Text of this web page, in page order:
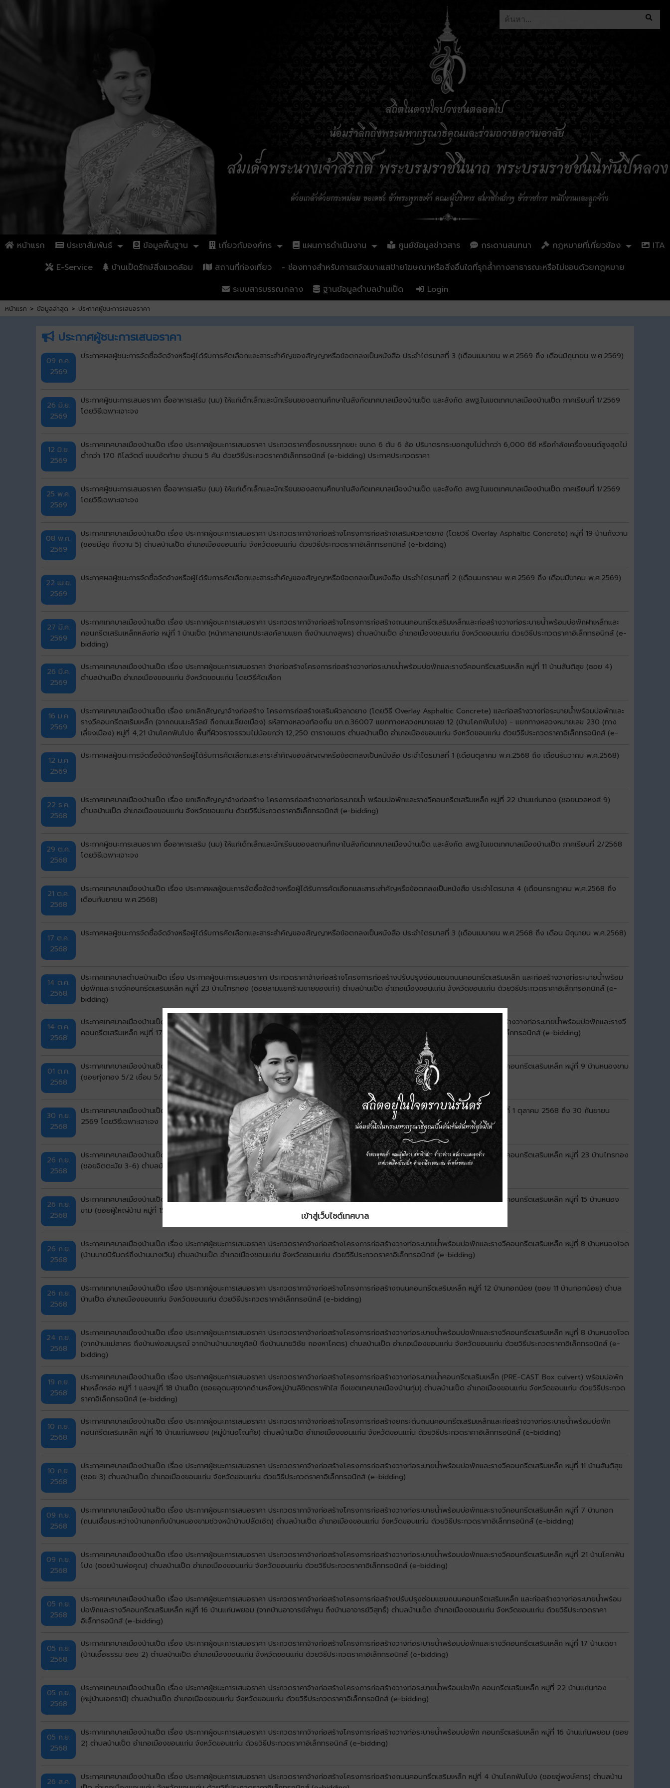
หน้าแรก ประชาสัมพันธ์ ข้อมูลพื้นฐาน เกี่ยวกับองค์กร แผนการดำเนินงาน ศูนย์ข้อมูลข่าวสาร กระดานสนทนา กฏหมายที่เกี่ยวข้อง
ITA
E-Service
บ้านเป็ดรักษ์สิ่งแวดล้อม สถานที่ท่องเที่ยว
- ช่องทางสำหรับการแจ้งเบาะแสป้ายโฆษณาหรือสิ่งอื่นใดที่รุกล้ำทางสาธารณะหรือไม่ชอบด้วยกฎหมาย
ระบบสารบรรณกลาง
ฐานข้อมูลตำบลบ้านเป็ด Login
หน้าแรก > ข้อมูลล่าสุด > ประกาศผู้ชนะการเสนอราคา
ประกาศผู้ชนะการเสนอราคา
09 ก.ค.
2569
ประกาศผลผู้ชนะการจัดซื้อจัดจ้างหรือผู้ได้รับการคัดเลือกและสาระสำคัญของสัญญาหรือข้อตกลงเป็นหนังสือ ประจำไตรมาสที่ 3 (เดือนเมษายน พ.ศ.2569 ถึง เดือนมิถุนายน พ.ศ.2569)
26 มิ.ย.
2569
ประกาศผู้ชนะการเสนอราคา ซื้ออาหารเสริม (นม) ให้แก่เด็กเล็กและนักเรียนของสถานศึกษาในสังกัดเทศบาลเมืองบ้านเป็ด และสังกัด สพฐ.ในเขตเทศบาลเมืองบ้านเป็ด ภาคเรียนที่ 1/2569
โดยวิธีเฉพาะเจาะจง
12 มิ.ย.
2569
ประกาศเทศบาลเมืองบ้านเป็ด เรื่อง ประกาศผู้ชนะการเสนอราคา ประกวดราคาซื้อรถบรรทุกขยะ ขนาด 6 ตัน 6 ล้อ ปริมาตรกระบอกสูบไม่ต่ำกว่า 6,000 ซีซี หรือกำลังเครื่องยนต์สูงสุดไม่
ต่ำกว่า 170 กิโลวัตต์ แบบอัดท้าย จำนวน 5 คัน ด้วยวิธีประกวดราคาอิเล็กทรอนิกส์ (e-bidding) ประกาศประกวดราคา
25 พ.ค.
2569
ประกาศผู้ชนะการเสนอราคา ซื้ออาหารเสริม (นม) ให้แก่เด็กเล็กและนักเรียนของสถานศึกษาในสังกัดเทศบาลเมืองบ้านเป็ด และสังกัด สพฐ.ในเขตเทศบาลเมืองบ้านเป็ด ภาคเรียนที่ 1/2569
โดยวิธีเฉพาะเจาะจง
08 พ.ค.
2569
ประกาศเทศบาลเมืองบ้านเป็ด เรื่อง ประกาศผู้ชนะการเสนอราคา ประกวดราคาจ้างก่อสร้างโครงการก่อสร้างเสริมผิวลาดยาง (โดยวิธี Overlay Asphaltic Concrete) หมู่ที่ 19 บ้านกังวาน
(ซอยมีสุข กังวาน 5) ตำบลบ้านเป็ด อำเภอเมืองขอนแก่น จังหวัดขอนแก่น ด้วยวิธีประกวดราคาอิเล็กทรอกนิกส์ (e-bidding)
22 เม.ย.
2569
ประกาศผลผู้ชนะการจัดซื้อจัดจ้างหรือผู้ได้รับการคัดเลือกและสาระสำคัญของสัญญาหรือข้อตกลงเป็นหนังสือ ประจำไตรมาสที่ 2 (เดือนมกราคม พ.ศ.2569 ถึง เดือนมีนาคม พ.ศ.2569)
27 มี.ค.
2569
ประกาศเทศบาลเมืองบ้านเป็ด เรื่อง ประกาศผู้ชนะการเสนอราคา ประกวดราคาจ้างก่อสร้างโครงการก่อสร้างถนนคอนกรีตเสริมเหล็กและก่อสร้างวางท่อระบายน้ำพร้อมบ่อพักฝาเหล็กและ
คอนกรีตเสริมเหล็กหลังท่อ หมู่ที่ 1 บ้านเป็ด (หน้าศาลาอเนกประสงค์สามแยก ถึงบ้านนางสุพร) ตำบลบ้านเป็ด อำเภอเมืองขอนแก่น จังหวัดขอนแก่น ด้วยวิธีประกวดราคาอิเล็กทรอนิกส์ (e-
bidding)
26 มี.ค.
2569
ประกาศเทศบาลเมืองบ้านเป็ด เรื่อง ประกาศผู้ชนะการเสนอราคา จ้างก่อสร้างโครงการก่อสร้างวางท่อระบายน้ำพร้อมบ่อพักและรางวีคอนกรีตเสริมเหล็ก หมู่ที่ 11 บ้านสันติสุข (ซอย 4)
ตำบลบ้านเป็ด อำเภอเมืองขอนแก่น จังหวัดขอนแก่น โดยวิธีคัดเลือก
16 ม.ค
2569
ประกาศเทศบาลเมืองบ้านเป็ด เรื่อง ยกเลิกสัญญาจ้างก่อสร้าง โครงการก่อสร้างเสริมผิวลาดยาง (โดยวิธี Overlay Asphaltic Concrete) และก่อสร้างวางท่อระบายน้ำพร้อมบ่อพักและ
รางวีคอนกรีตสเริมเหล็ก (จากถนนมะลิวัลย์ ถึงถนนเลี่ยงเมือง) รหัสทางหลวงท้องถิ่น ขก.ถ.36007 แยกทางหลวงหมายเลข 12 (บ้านโคกฟันโปง) - แยกทางหลวงหมายเลข 230 (ทาง
เลี่ยงเมือง) หมู่ที่ 4,21 บ้านโคกฟันโปง พื้นที่ผิวจราจรรวมไม่น้อยกว่า 12,250 ตารางเมตร ตำบลบ้านเป็ด อำเภอเมืองขอนแก่น จังหวัดขอนแก่น ด้วยวิธีประกวดราคาอิเล็กทรอนิกส์ (e-
12 ม.ค
2569
ประกาศผลผู้ชนะการจัดซื้อจัดจ้างหรือผู้ได้รับการคัดเลือกและสาระสำคัญของสัญญาหรือข้อตกลงเป็นหนังสือ ประจำไตรมาสที่ 1 (เดือนตุลาคม พ.ศ.2568 ถึง เดือนธันวาคม พ.ศ.2568)
22 ธ.ค.
2568
ประกาศเทศบาลเมืองบ้านเป็ด เรื่อง ยกเลิกสัญญาจ้างก่อสร้าง โครงการก่อสร้างวางท่อระบายน้ำ พร้อมบ่อพักและรางวีคอนกรีตเสริมเหล็ก หมู่ที่ 22 บ้านแก่นทอง (ซอยนวลหงส์ 9)
ตำบลบ้านเป็ด อำเภอเมืองขอนแก่น จังหวัดขอนแก่น ด้วยวิธีประกวดราคาอิเล็กทรอนิกส์ (e-bidding)
29 ต.ค.
2568
ประกาศผู้ชนะการเสนอราคา ซื้ออาหารเสริม (นม) ให้แก่เด็กเล็กและนักเรียนของสถานศึกษาในสังกัดเทศบาลเมืองบ้านเป็ด และสังกัด สพฐ.ในเขตเทศบาลเมืองบ้านเป็ด ภาคเรียนที่ 2/2568
โดยวิธีเฉพาะเจาะจง
21 ต.ค.
2568
ประกาศเทศบาลเมืองบ้านเป็ด เรื่อง ประกาศผลผู้ชนะการจัดซื้อจัดจ้างหรือผู้ได้รับการคัดเลือกและสาระสำคัญหรือข้อตกลงเป็นหนังสือ ประจำไตรมาส 4 (เดือนกรกฎาคม พ.ศ.2568 ถึง
เดือนกันยายน พ.ศ.2568)
17 ต.ค.
2568
ประกาศผลผู้ชนะการจัดซื้อจัดจ้างหรือผู้ได้รับการคัดเลือกและสาระสำคัญของสัญญาหรือข้อตกลงเป็นหนังสือ ประจำไตรมาสที่ 3 (เดือนเมษายน พ.ศ.2568 ถึง เดือน มิถุนายน พ.ศ.2568)
14 ต.ค.
2568
ประกาศเทศบาลตำบลบ้านเป็ด เรื่อง ประกาศผู้ชนะการเสนอราคา ประกวดราคาจ้างก่อสร้างโครงการก่อสร้างปรับปรุงซ่อมแซมถนนคอนกรีตเสริมเหล็ก และก่อสร้างวางท่อระบายน้ำพร้อม
บ่อพักและรางวีคอนกรีตเสริมเหล็ก หมู่ที่ 23 บ้านไทรทอง (ซอยสามแยกร้านขายของเก่า) ตำบลบ้านเป็ด อำเภอเมืองขอนแก่น จังหวัดขอนแก่น ด้วยวิธีประกวดราคาอิเล็กทรอกนิกส์ (e-
bidding)
14 ต.ค.
2568
ประกาศเทศบาลเมืองบ้านเป็ด เรื่อง ประกาศผู้ชนะการเสนอราคา ประกวดราคาจ้างก่อสร้างโครงการก่อสร้างวางถนนคอนกรีตเสริมเหล็ก และก่อสร้างวางท่อระบายน้ำพร้อมบ่อพักและรางวี
คอนกรีตเสริมเหล็ก หมู่ที่ 17 บ้านเดชา (ซอยท้ายหมู่บ้านศิริการ์เด้นท์) ตำบลบ้านเป็ด อำเภอเมืองขอนแก่น จังหวัดขอนแก่น ด้วยวิธีประกวดราคาอิเล็กทรอนิกส์ (e-bidding)
01 ต.ค.
2568
ประกาศเทศบาลเมืองบ้านเป็ด เรื่อง ประกาศผู้ชนะการเสนอราคา ประกวดราคาจ้างก่อสร้างโครงการก่อสร้างวางท่อระบายน้ำพร้อมบ่อพักและรางวีคอนกรีตเสริมเหล็ก หมู่ที่ 9 บ้านหนองขาม
(ซอยทุ่งทอง 5/2 เชื่อม 5/3) ตำบลบ้านเป็ด อำเภอเมืองขอนแก่น จังหวัดขอนแก่น ด้วยวิธีประกวดราคาอิเล็กทรอนิกส์ (e-bidding)
30 ก.ย.
2568
ประกาศเทศบาลเมืองบ้านเป็ด เรื่อง ประกาศผู้ชนะการเสนอราคา จ้างเหมากำจัดขยะมูลฝอยและสิ่งปฏิกูลภายในเขตเทศบาลเมืองบ้านเป็ด ระหว่างวันที่ 1 ตุลาคม 2568 ถึง 30 กันยายน
2569 โดยวิธีเฉพาะเจาะจง
26 ก.ย.
2568
ประกาศเทศบาลเมืองบ้านเป็ด เรื่อง ประกาศผู้ชนะการเสนอราคา ประกวดราคาจ้างก่อสร้างโครงการก่อสร้างวางท่อระบายน้ำพร้อมบ่อพักและรางวีคอนกรีตเสริมเหล็ก หมู่ที่ 23 บ้านไทรทอง
(ซอยจิตตะมัย 3-6) ตำบลบ้านเป็ด อำเภอเมืองขอนแก่น จังหวัดขอนแก่น ด้วยวิธีประกวดราคาอิเล็กทรอนิกส์ (e-bidding)
26 ก.ย.
2568
ประกาศเทศบาลเมืองบ้านเป็ด เรื่อง ประกาศผู้ชนะการเสนอราคา ประกวดราคาจ้างก่อสร้างโครงการก่อสร้างวางท่อระบายน้ำพร้อมบ่อพักและรางวีคอนกรีตเสริมเหล็ก หมู่ที่ 15 บ้านหนอง
ขาม (ซอยผู้ใหญ่บ้าน หมู่ที่ 15) ตำบลบ้านเป็ด อำเภอเมืองขอนแก่น จังหวัดขอนแก่น ด้วยวิธีประกวดราคาอิเล็กทรอนิกส์ (e-bidding)
26 ก.ย.
2568
ประกาศเทศบาลเมืองบ้านเป็ด เรื่อง ประกาศผู้ชนะการเสนอราคา ประกวดราคาจ้างก่อสร้างโครงการก่อสร้างวางท่อระบายน้ำพร้อมบ่อพักและรางวีคอนกรีตเสริมเหล็ก หมู่ที่ 8 บ้านหนองโจด
(บ้านนายนิรันดร์ถึงบ้านนางเวิน) ตำบลบ้านเป็ด อำเภอเมืองขอนแก่น จังหวัดขอนแก่น ด้วยวิธีประกวดราคาอิเล็กทรอนิกส์ (e-bidding)
26 ก.ย.
2568
ประกาศเทศบาลเมืองบ้านเป็ด เรื่อง ประกาศผู้ชนะการเสนอราคา ประกวดราคาจ้างก่อสร้างโครงการก่อสร้างถนนคอนกรีตเสริมเหล็ก หมู่ที่ 12 บ้านกอกน้อย (ซอย 11 บ้านกอกน้อย) ตำบล
บ้านเป็ด อำเภอเมืองขอนแก่น จังหวัดขอนแก่น ด้วยวิธีประกวดราคาอิเล็กทรอนิกส์ (e-bidding)
24 ก.ย.
2568
ประกาศเทศบาลเมืองบ้านเป็ด เรื่อง ประกาศผู้ชนะการเสนอราคา ประกวดราคาจ้างก่อสร้างโครงการก่อสร้างวางท่อระบายน้ำพร้อมบ่อพักและรางวีคอนกรีตเสริมเหล็ก หมู่ที่ 8 บ้านหนองโจด
(จากบ้านแม่สาคร ถึงบ้านพ่อสมบูรณ์ จากบ้านบ้านนายชูศิลป์ ถึงบ้านนายวิชัย กองหาโคตร) ตำบลบ้านเป็ด อำเภอเมืองขอนแก่น จังหวัดขอนแก่น ด้วยวิธีประกวดราคาอิเล็กทรอนิกส์ (e-
bidding)
19 ก.ย.
2568
ประกาศเทศบาลเมืองบ้านเป็ด เรื่อง ประกาศผู้ชนะการเสนอราคา ประกวดราคาจ้างก่อสร้างโครงการก่อสร้างวางท่อระบายน้ำคอนกรีตเสริมเหล็ก (PRE-CAST Box culvert) พร้อมบ่อพัก
ฝาเหล็กหล่อ หมู่ที่ 1 และหมู่ที่ 18 บ้านเป็ด (ซอยอุดมสุขจากด้านหลังหมู่บ้านลิขิตตราฟ้าใส ถึงเขตเทศบาลเมืองบ้านทุ่ม) ตำบลบ้านเป็ด อำเภอเมืองขอนแก่น จังหวัดขอนแก่น ด้วยวิธีประกวด
ราคาอิเล็กทรอนิกส์ (e-bidding)
10 ก.ย.
2568
ประกาศเทศบาลเมืองบ้านเป็ด เรื่อง ประกาศผู้ชนะการเสนอราคา ประกวดราคาจ้างก่อสร้างโครงการก่อสร้างยกระดับถนนคอนกรีตเสริมเหล็กและก่อสร้างวางท่อระบายน้ำพร้อมบ่อพัก
คอนกรีตเสริมเหล็ก หมู่ที่ 16 บ้านแก่นพยอม (หมู่บ้านอโณทัย) ตำบลบ้านเป็ด อำเภอเมืองขอนแก่น จังหวัดขอนแก่น ด้วยวิธีประกวดราคาอิเล็กทรอนิกส์ (e-bidding)
10 ก.ย.
2568
ประกาศเทศบาลเมืองบ้านเป็ด เรื่อง ประกาศผู้ชนะการเสนอราคา ประกวดราคาจ้างก่อสร้างโครงการก่อสร้างวางท่อระบายน้ำพร้อมบ่อพักและรางวีคอนกรีตเสริมเหล็ก หมู่ที่ 11 บ้านสันติสุข
(ซอย 3) ตำบลบ้านเป็ด อำเภอเมืองขอนแก่น จังหวัดขอนแก่น ด้วยวิธีประกวดราคาอิเล็กทรอนิกส์ (e-bidding)
09 ก.ย.
2568
ประกาศเทศบาลเมืองบ้านเป็ด เรื่อง ประกาศผู้ชนะการเสนอราคา ประกวดราคาจ้างก่อสร้างโครงการก่อสร้างวางท่อระบายน้ำพร้อมบ่อพักและรางวีคอนกรีตเสริมเหล็ก หมู่ที่ 7 บ้านกอก
(ถนนเชื่อมระหว่างบ้านกอกกับบ้านหนองขามช่วงหน้าบ้านปลัดเชิด) ตำบลบ้านเป็ด อำเภอเมืองขอนแก่น จังหวัดขอนแก่น ด้วยวิธีประกวดราคาอิเล็กทรอนิกส์ (e-bidding)
09 ก.ย.
2568
ประกาศเทศบาลเมืองบ้านเป็ด เรื่อง ประกาศผู้ชนะการเสนอราคา ประกวดราคาจ้างก่อสร้างโครงการก่อสร้างวางท่อระบายน้ำพร้อมบ่อพักและรางวีคอนกรีตเสริมเหล็ก หมู่ที่ 21 บ้านโคกฟัน
โปง (ซอยบ้านพ่อคูณ) ตำบลบ้านเป็ด อำเภอเมืองขอนแก่น จังหวัดขอนแก่น ด้วยวิธีประกวดราคาอิเล็กทรอนิกส์ (e-bidding)
05 ก.ย.
2568
ประกาศเทศบาลเมืองบ้านเป็ด เรื่อง ประกาศผู้ชนะการเสนอราคา ประกวดราคาจ้างก่อสร้างโครงการก่อสร้างปรับปรุงซ่อมแซมถนนคอนกรีตเสริมเหล็ก และก่อสร้างวางท่อระบายน้ำพร้อม
บ่อพักและรางวีคอนกรีตเสริมเหล็ก หมู่ที่ 16 บ้านแก่นพยอม (จากบ้านอาจารย์ลำพูน ถึงบ้านอาจารย์วิสุทธิ์) ตำบลบ้านเป็ด อำเภอเมืองขอนแก่น จังหวัดขอนแก่น ด้วยวิธีประกวดราคา
อิเล็กทรอนิกส์ (e-bidding)
05 ก.ย.
2568
ประกาศเทศบาลเมืองบ้านเป็ด เรื่อง ประกาศผู้ชนะการเสนอราคา ประกวดราคาจ้างก่อสร้างโครงการก่อสร้างวางท่อระบายน้ำพร้อมบ่อพักและรางวีคอนกรีตเสริมเหล็ก หมู่ที่ 17 บ้านเดชา
(บ้านเอื้อธรรม ซอย 2) ตำบลบ้านเป็ด อำเภอเมืองขอนแก่น จังหวัดขอนแก่น ด้วยวิธีประกวดราคาอิเล็กทรอนิกส์ (e-bidding)
05 ก.ย.
2568
ประกาศเทศบาลเมืองบ้านเป็ด เรื่อง ประกาศผู้ชนะการเสนอราคา ประกวดราคาจ้างก่อสร้างโครงการก่อสร้างวางท่อระบายน้ำพร้อมบ่อพัก คอนกรีตเสริมเหล็ก หมู่ที่ 22 บ้านแก่นทอง
(หมู่บ้านเอกธานี) ตำบลบ้านเป็ด อำเภอเมืองขอนแก่น จังหวัดขอนแก่น ด้วยวิธีประกวดราคาอิเล็กทรอนิกส์ (e-bidding)
05 ก.ย.
2568
ประกาศเทศบาลเมืองบ้านเป็ด เรื่อง ประกาศผู้ชนะการเสนอราคา ประกวดราคาจ้างก่อสร้างโครงการก่อสร้างวางท่อระบายน้ำพร้อมบ่อพัก คอนกรีตเสริมเหล็ก หมู่ที่ 16 บ้านแก่นพยอม (ซอย
2) ตำบลบ้านเป็ด อำเภอเมืองขอนแก่น จังหวัดขอนแก่น ด้วยวิธีประกวดราคาอิเล็กทรอนิกส์ (e-bidding)
26 ส.ค.
ประกาศเทศบาลเมืองบ้านเป็ด เรื่อง ประกาศผู้ชนะการเสนอราคา ประกวดราคาจ้างก่อสร้างโครงการก่อสร้างถนนคอนกรีตเสริมเหล็ก หมู่ที่ 4 บ้านโคกฟันโปง (ซอยอู่พงษ์ศกร) ตำบลบ้าน
เข้าสู่เว็บไซต์เทศบาล